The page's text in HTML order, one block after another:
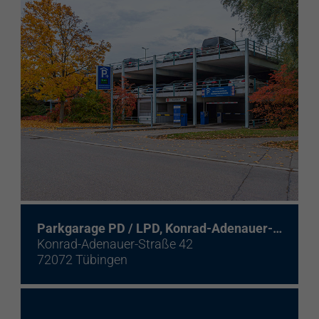
Elektroladestation
re:charge-Karte
EnBW Mobility
Spontanladen
Parkgarage PD / LPD, Konrad-Adenauer-Straße 42
Konrad-Adenauer-Straße 42
72072 Tübingen